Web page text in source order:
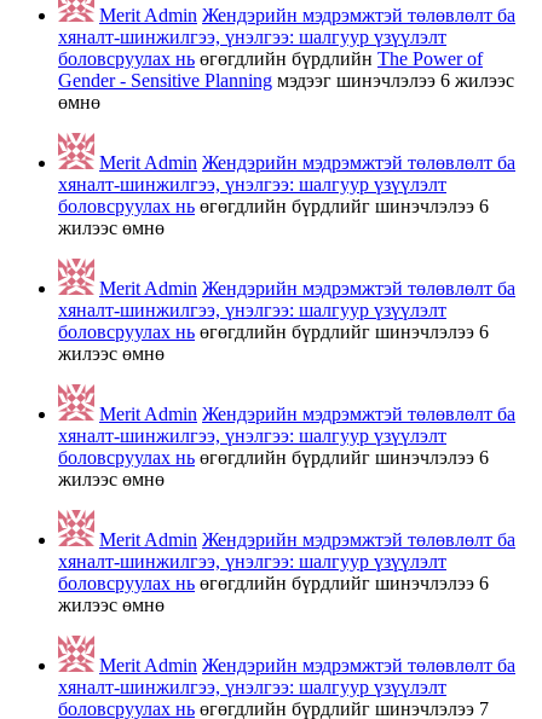
Merit Admin Жендэрийн мэдрэмжтэй төлөвлөлт ба
хяналт-шинжилгээ, үнэлгээ: шалгуур үзүүлэлт
боловсруулах нь өгөгдлийн бүрдлийн The Power of
Gender - Sensitive Planning мэдээг шинэчлэлээ 6 жилээс
өмнө
Merit Admin Жендэрийн мэдрэмжтэй төлөвлөлт ба
хяналт-шинжилгээ, үнэлгээ: шалгуур үзүүлэлт
боловсруулах нь өгөгдлийн бүрдлийг шинэчлэлээ 6
жилээс өмнө
Merit Admin Жендэрийн мэдрэмжтэй төлөвлөлт ба
хяналт-шинжилгээ, үнэлгээ: шалгуур үзүүлэлт
боловсруулах нь өгөгдлийн бүрдлийг шинэчлэлээ 6
жилээс өмнө
Merit Admin Жендэрийн мэдрэмжтэй төлөвлөлт ба
хяналт-шинжилгээ, үнэлгээ: шалгуур үзүүлэлт
боловсруулах нь өгөгдлийн бүрдлийг шинэчлэлээ 6
жилээс өмнө
Merit Admin Жендэрийн мэдрэмжтэй төлөвлөлт ба
хяналт-шинжилгээ, үнэлгээ: шалгуур үзүүлэлт
боловсруулах нь өгөгдлийн бүрдлийг шинэчлэлээ 6
жилээс өмнө
Merit Admin Жендэрийн мэдрэмжтэй төлөвлөлт ба
хяналт-шинжилгээ, үнэлгээ: шалгуур үзүүлэлт
боловсруулах нь өгөгдлийн бүрдлийг шинэчлэлээ 7